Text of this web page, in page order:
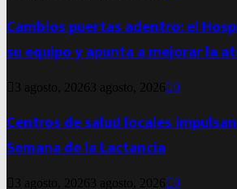
Cambios puertas adentro: el
su equipo y apunta a mejorar la
3 agosto, 2026 3 agosto, 2026 0
Centros de salud locales
Semana de la Lactancia
3 agosto, 2026 3 agosto, 2026 0